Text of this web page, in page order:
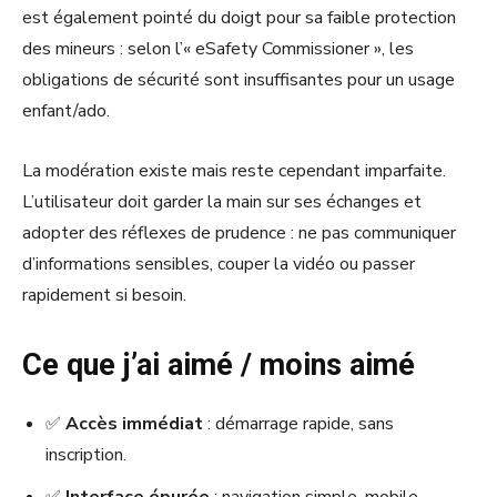
est également pointé du doigt pour sa faible protection
des mineurs : selon l’« eSafety Commissioner », les
obligations de sécurité sont insuffisantes pour un usage
enfant/ado.
La modération existe mais reste cependant imparfaite.
L’utilisateur doit garder la main sur ses échanges et
adopter des réflexes de prudence : ne pas communiquer
d’informations sensibles, couper la vidéo ou passer
rapidement si besoin.
Ce que j’ai aimé / moins aimé
✅ Accès immédiat: démarrage rapide, sans
inscription.